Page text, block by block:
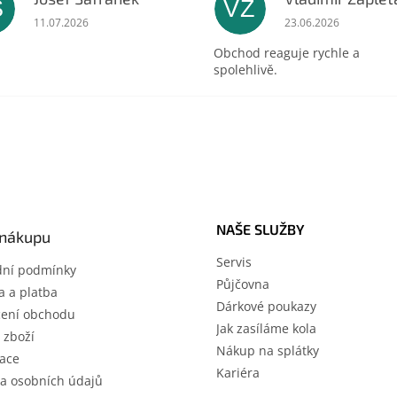
Hodnocení obchodu je 5 z 5 hvězdiček.
11.07.2026
VZ Hodnocení
23.06.2026
Obchod reaguje rychle a
spolehlivě.
podmínky
a platba
obchodu
zboží
osobních údajů
NAŠE SLUŽBY
Servis
Půjčovna
Dárkové poukazy
Jak zasíláme kola
Nákup na splátky
Kariéra